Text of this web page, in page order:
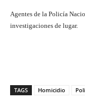
Agentes de la Policía
investigaciones de lugar.
TAGS Homicidio